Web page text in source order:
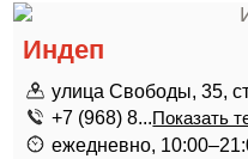
Индеп
улица Свободы, 35,
+7 (968) 8...Показать
ежедневно,